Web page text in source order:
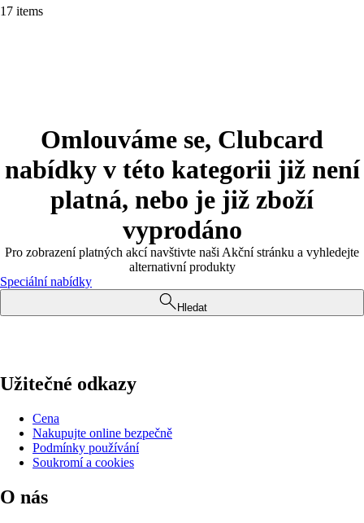
17 items
Omlouváme se, Clubcard
nabídky v této kategorii již není
platná, nebo je již zboží
vyprodáno
Pro zobrazení platných akcí navštivte naši Akční stránku a vyhledejte
alternativní produkty
Speciální nabídky
Hledat
Užitečné odkazy
Cena
Nakupujte online bezpečně
Podmínky používání
Soukromí a cookies
O nás